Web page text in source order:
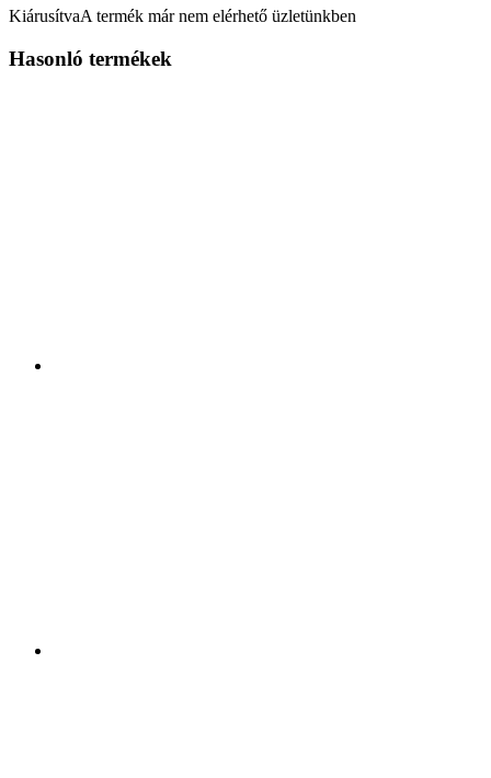
KiárusítvaA termék már nem elérhető üzletünkben
Hasonló termékek